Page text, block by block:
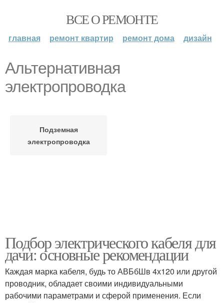
ВСЕ О РЕМОНТЕ
главная ремонт квартир ремонт дома дизайн
Альтернативная
электропроводка
Подземная
электропроводка
Подбор электрического кабеля для
дачи: основные рекомендации
Каждая марка кабеля, будь то АВБбШв 4х120 или другой
проводник, обладает своими индивидуальными
рабочими параметрами и сферой применения. Если